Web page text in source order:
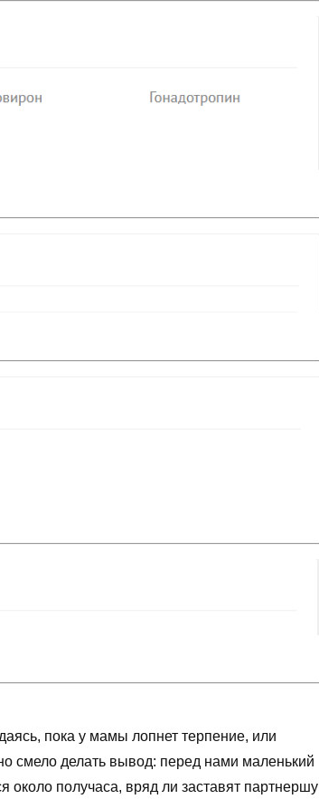
пока у мамы лопнет терпение, или
смело делать вывод: перед нами маленький
около получаса, вряд ли заставят партнершу